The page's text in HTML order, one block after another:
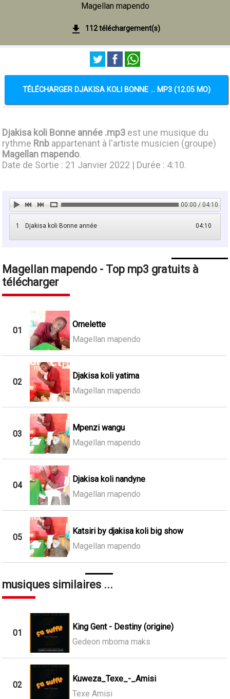
Magellan mapendo
112 téléchargement(s)
TÉLÉCHARGER DJAKISA KOLI BONNE ... MP3 (12.05 MO)
Djakisa koli Bonne année .mp3 est une musique du
rythme Rnb appartenant à l'artiste musicien (groupe)
Magellan mapendo.
Date de Sortie : 21 Janvier 2022 | Durée : 4:10.
00:00 / 04:10
1 04:10
Djakisa koli Bonne année
Magellan mapendo - Top mp3 gratuits à
télécharger
01
Ornelette
Magellan mapendo
02
Djakisa koli yatima
Magellan mapendo
03
Mpenzi wangu
Magellan mapendo
04
Djakisa koli nandyne
Magellan mapendo
05
Katsiri by djakisa koli big show
Magellan mapendo
musiques similaires ...
01
King Gent - Destiny (origine)
Gedeon mboma maks
02
Kuweza_Texe_-_Amisi
Texe Amisi